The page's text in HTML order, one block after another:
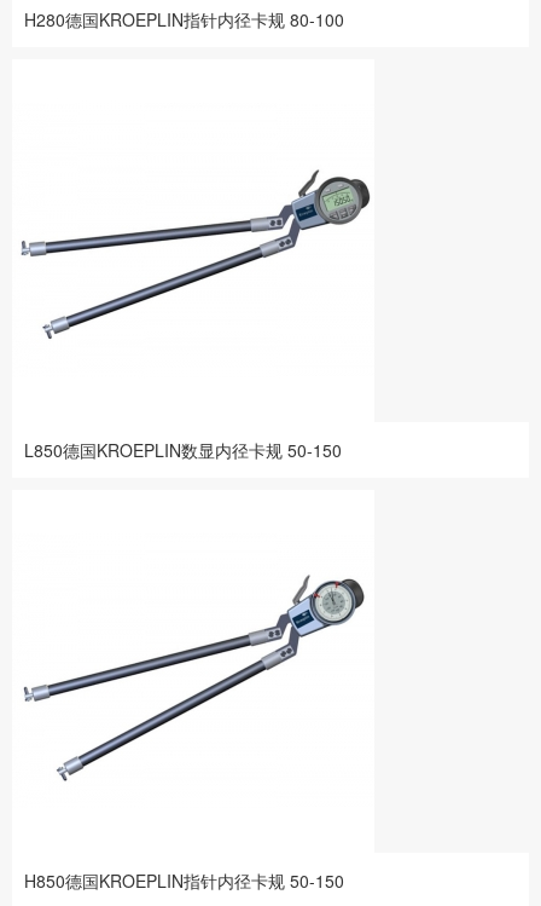
H280德国KROEPLIN指针内径卡规 80-100
L850德国KROEPLIN数显内径卡规 50-150
H850德国KROEPLIN指针内径卡规 50-150